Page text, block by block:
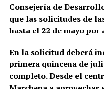
Consejería de
que las solicitudes de
hasta el 22 de mayo por
En la solicitud deberá
primera quincena de
completo. Desde el